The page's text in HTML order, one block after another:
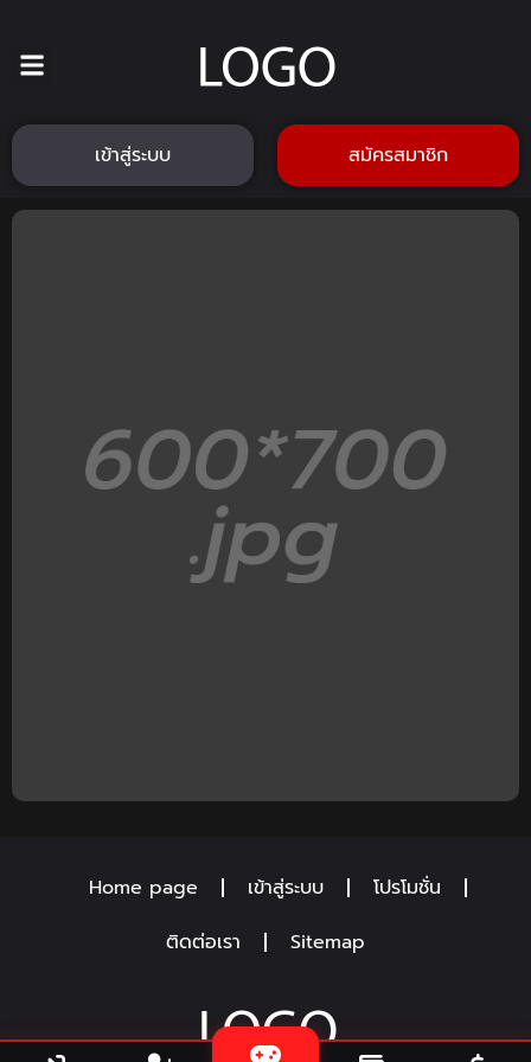
เข้าสู่ระบบ สมัครสมาชิก
Home page เข้าสู่ระบบ
โปรโมชั่น
ติดต่อเรา
Sitemap